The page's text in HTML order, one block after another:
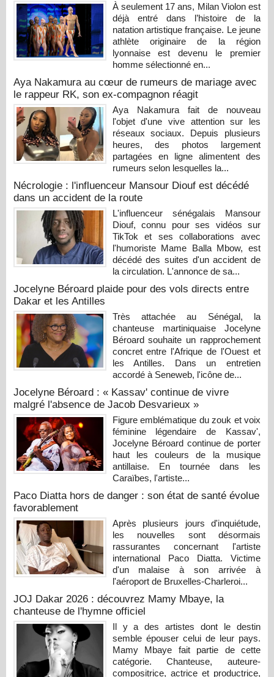
À seulement 17 ans, Milan Violon est
déjà entré dans l’histoire de la
natation artistique française. Le jeune
athlète originaire de la région
lyonnaise est devenu le premier
homme sélectionné en...
Aya Nakamura au cœur de rumeurs de mariage avec
le rappeur RK, son ex-compagnon réagit
Aya Nakamura fait de nouveau
l'objet d'une vive attention sur les
réseaux sociaux. Depuis plusieurs
heures, des photos largement
partagées en ligne alimentent des
rumeurs selon lesquelles la...
Nécrologie : l'influenceur Mansour Diouf est décédé
dans un accident de la route
L'influenceur sénégalais Mansour
Diouf, connu pour ses vidéos sur
TikTok et ses collaborations avec
l'humoriste Mame Balla Mbow, est
décédé des suites d'un accident de
la circulation. L'annonce de sa...
Jocelyne Béroard plaide pour des vols directs entre
Dakar et les Antilles
Très attachée au Sénégal, la
chanteuse martiniquaise Jocelyne
Béroard souhaite un rapprochement
concret entre l'Afrique de l'Ouest et
les Antilles. Dans un entretien
accordé à Seneweb, l'icône de...
Jocelyne Béroard : « Kassav' continue de vivre
malgré l'absence de Jacob Desvarieux »
Figure emblématique du zouk et voix
féminine légendaire de Kassav',
Jocelyne Béroard continue de porter
haut les couleurs de la musique
antillaise. En tournée dans les
Caraïbes, l'artiste...
Paco Diatta hors de danger : son état de santé évolue
favorablement
Après plusieurs jours d'inquiétude,
les nouvelles sont désormais
rassurantes concernant l'artiste
international Paco Diatta. Victime
d'un malaise à son arrivée à
l'aéroport de Bruxelles-Charleroi...
JOJ Dakar 2026 : découvrez Mamy Mbaye, la
chanteuse de l'hymne officiel
Il y a des artistes dont le destin
semble épouser celui de leur pays.
Mamy Mbaye fait partie de cette
catégorie. Chanteuse, auteure-
compositrice, actrice et productrice,